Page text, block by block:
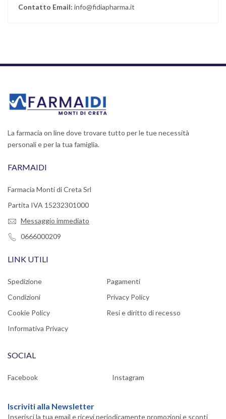
Contatto Email: info@fidiapharma.it
La farmacia on line dove trovare tutto per le tue necessità
personali e per la tua famiglia.
FARMAIDI
Farmacia Monti di Creta Srl
Partita IVA 15232301000
Messaggio immediato
0666000209
LINK UTILI
Spedizione
Pagamenti
Condizioni
Privacy Policy
Cookie Policy
Resi e diritto di recesso
Informativa Privacy
SOCIAL
Facebook Instagram
Iscriviti alla Newsletter
Inserisci la tua email e ricevi periodicamente promozioni e sconti